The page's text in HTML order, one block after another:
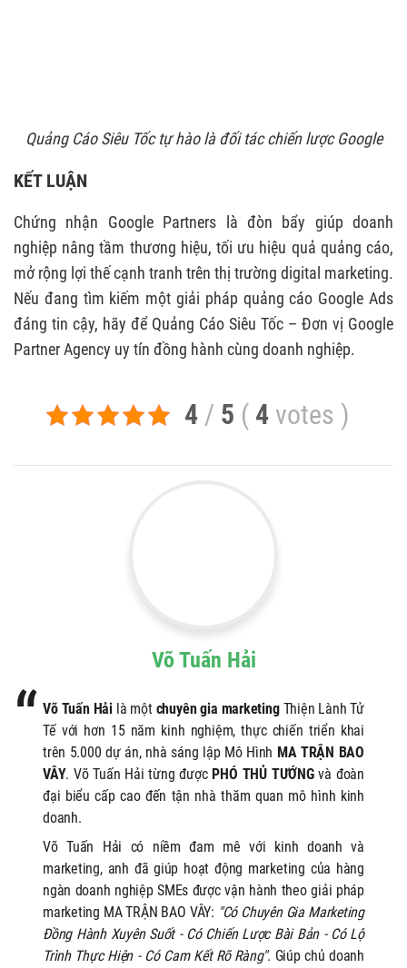
Quảng Cáo Siêu Tốc tự hào là đối tác chiến lược Google
KẾT LUẬN
Chứng nhận Google Partners là đòn bẩy giúp doanh
nghiệp nâng tầm thương hiệu, tối ưu hiệu quả quảng cáo,
mở rộng lợi thế cạnh tranh trên thị trường digital marketing.
Nếu đang tìm kiếm một giải pháp quảng cáo Google Ads
đáng tin cậy, hãy để Quảng Cáo Siêu Tốc – Đơn vị Google
Partner Agency uy tín đồng hành cùng doanh nghiệp.
4 / 5 ( 4 votes )
Võ Tuấn Hải
Võ Tuấn Hảilà một chuyên gia marketingThiện Lành Tử
Tế với hơn 15 năm kinh nghiệm, thực chiến triển khai
trên 5.000 dự án, nhà sáng lập Mô Hình MA TRẬN BAO
VÂY. Võ Tuấn Hải từng được PHÓ THỦ TƯỚNGvà đoàn
đại biểu cấp cao đến tận nhà thăm quan mô hình kinh
doanh.
Võ Tuấn Hải có niềm đam mê với kinh doanh và
marketing, anh đã giúp hoạt động marketing của hàng
ngàn doanh nghiệp SMEs được vận hành theo giải pháp
marketing MA TRẬN BAO VÂY: "Có Chuyên Gia Marketing
Đồng Hành Xuyên Suốt - Có Chiến Lược Bài Bản - Có Lộ
Trình Thực Hiện - Có Cam Kết Rõ Ràng". Giúp chủ doanh